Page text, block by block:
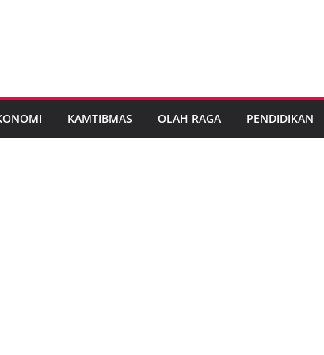
KAMTIBMAS OLAH RAGA PENDIDIKAN